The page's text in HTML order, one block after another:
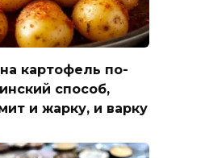
картофель по-
способ,
и жарку, и варку